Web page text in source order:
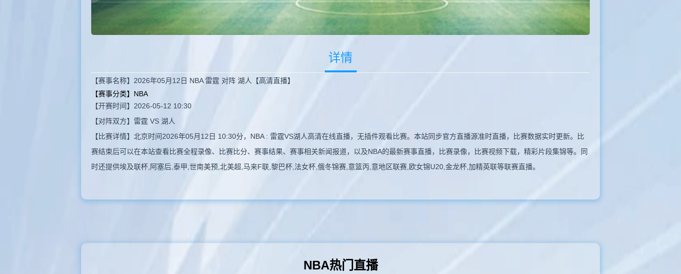
详情
【赛事名称】2026年05月12日 NBA 雷霆 对阵 湖人【高清直播】
【赛事分类】 NBA
【开赛时间】2026-05-12 10:30
【对阵双方】雷霆 VS 湖人
【比赛详情】北京时间2026年05月12日 10:30分，NBA : 雷霆VS湖人高清在线直播，无插件观看比赛。本站同步官方直播源准时直播，比赛数据实时更新。比
赛结束后可以在本站查看比赛全程录像、比赛比分、赛事结果、赛事相关新闻报道，以及NBA的最新赛事直播，比赛录像，比赛视频下载，精彩片段集锦等。同
时还提供埃及联杯,阿塞后,泰甲,世南美预,北美超,马来F联,黎巴杯,法女杯,俄冬锦赛,意篮丙,意地区联赛,欧女锦U20,金龙杯,加精英联等联赛直播。
NBA热门直播